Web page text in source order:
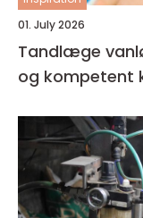
01. July 2026
Tandlæge vanløse sådan finder
og kompetent